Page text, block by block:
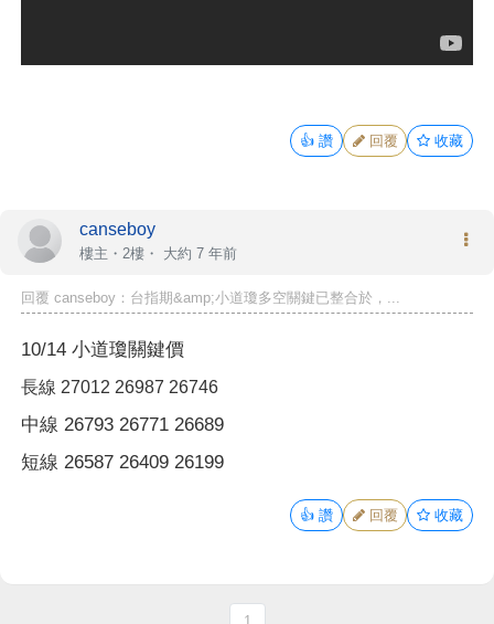
👍 讚 回覆 收藏
canseboy
樓主 ・2樓・ 大約 7 年前
回覆 canseboy：台指期&amp;小道瓊多空關鍵已整合於，...
10/14 小道瓊關鍵價
長線 27012 26987 26746
中線 26793 26771 26689
短線 26587 26409 26199
👍 讚 回覆 收藏